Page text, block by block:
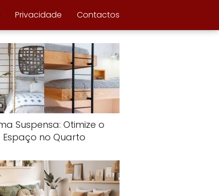
Privacidade Contactos
Suspensa: Otimize o
Espaço no Quarto